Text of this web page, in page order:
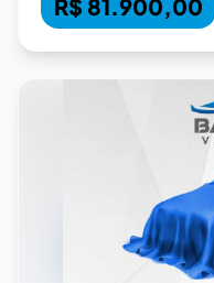
R$ 81.900,00